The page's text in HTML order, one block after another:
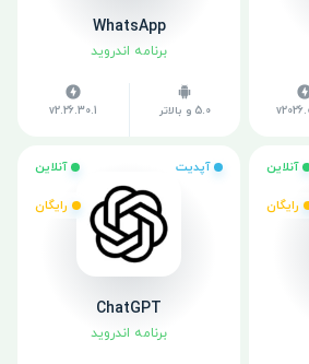
WhatsApp
برنامه اندروید
5.0 و بالاتر v2.26.30.1
آنلاین
رایگان
آپدیت آنلاین
رایگان
ChatGPT
برنامه اندروید